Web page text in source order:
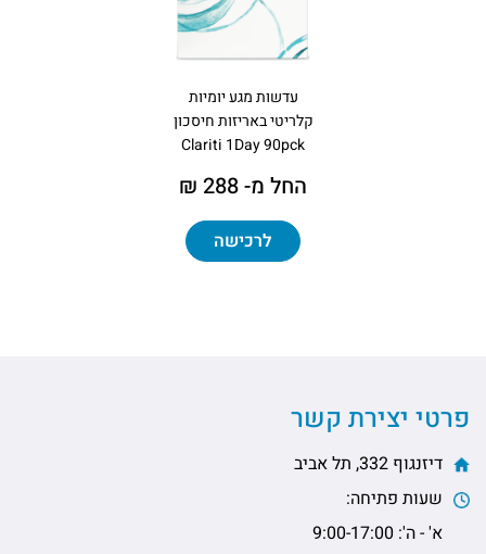
עדשות מגע יומיות
קלריטי באריזות חיסכון
Clariti 1Day 90pck
החל מ- 288 ₪
לרכישה
פרטי יצירת קשר
דיזנגוף 332, תל אביב
שעות פתיחה:
א' - ה': 9:00-17:00